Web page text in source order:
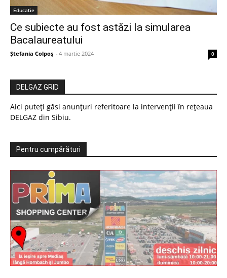
Educatie
Ce subiecte au fost astăzi la simularea
Bacalaureatului
Ștefania Colpoș - 4 martie 2024 0
DELGAZ GRID
Aici puteți găsi anunțuri referitoare la intervenții în rețeaua
DELGAZ din Sibiu.
Pentru cumpărături